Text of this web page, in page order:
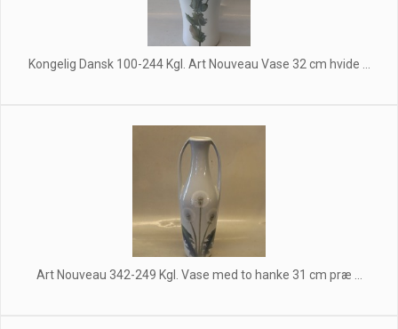
Kongelig Dansk 100-244 Kgl. Art Nouveau Vase 32 cm hvide ...
Art Nouveau 342-249 Kgl. Vase med to hanke 31 cm præ ...